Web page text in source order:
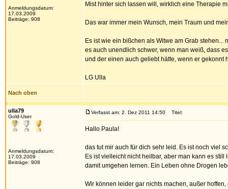
Anmeldungsdatum:
17.03.2009
Beiträge: 908
Mist hinter sich lassen will, wirklich eine Therapie
Das war immer mein Wunsch, mein Traum und
Es ist wie ein bißchen als Witwe am Grab
es auch unendlich schwer, wenn man weiß, dass
und der einen auch geliebt hätte, wenn er
LG Ulla
Nach oben
ulla79
Gold-User
Anmeldungsdatum:
17.03.2009
Beiträge: 908
Verfasst am: 2. Dez 2011 14:50 Titel:
Hallo Paula!
das tut mir auch für dich sehr leid. Es ist noch viel
Es ist vielleicht nicht heilbar, aber man kann es
damit umgehen lernen. Ein Leben ohne Drogen
Wir können leider gar nichts machen, außer